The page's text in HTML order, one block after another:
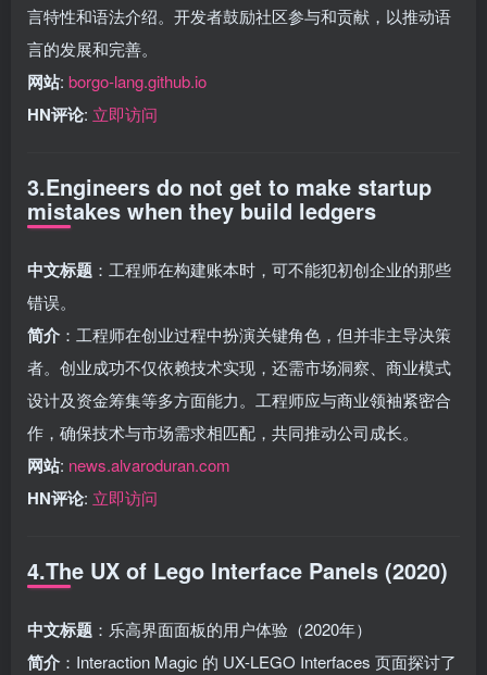
言特性和语法介绍。开发者鼓励社区参与和贡献，以推动语
言的发展和完善。
网站: borgo-lang.github.io
HN评论: 立即访问
3.Engineers do not get to make startup
mistakes when they build ledgers
中文标题 ：工程师在构建账本时，可不能犯初创企业的那些
错误。
简介 ：工程师在创业过程中扮演关键角色，但并非主导决策
者。创业成功不仅依赖技术实现，还需市场洞察、商业模式
设计及资金筹集等多方面能力。工程师应与商业领袖紧密合
作，确保技术与市场需求相匹配，共同推动公司成长。
网站: news.alvaroduran.com
HN评论: 立即访问
4.The UX of Lego Interface Panels (2020)
中文标题 ：乐高界面面板的用户体验（2020年）
简介 ：Interaction Magic 的 UX-LEGO Interfaces 页面探讨了